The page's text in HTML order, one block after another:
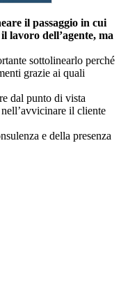
il passaggio in cui
lavoro dell’agente, ma
sottolinearlo perché
grazie ai quali
dal punto di vista
il cliente
e della presenza